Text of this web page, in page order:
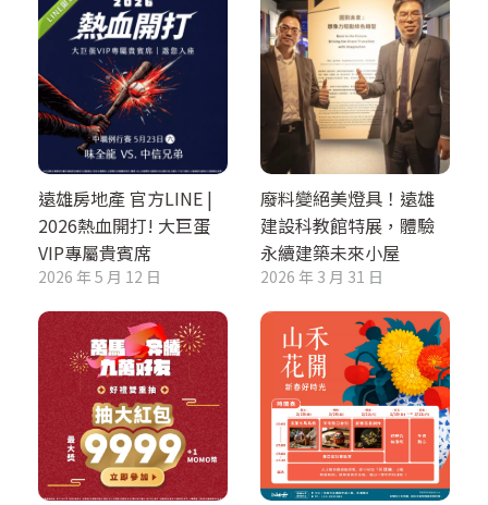
遠雄房地產 官方LINE |
2026熱血開打! 大巨蛋
VIP專屬貴賓席
2026 年 5 月 12 日
廢料變絕美燈具！遠雄
建設科教館特展，體驗
永續建築未來小屋
2026 年 3 月 31 日